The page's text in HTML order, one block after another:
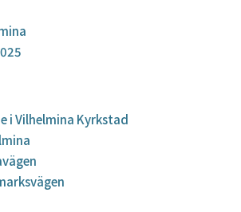
i Vilhelmina Kyrkstad